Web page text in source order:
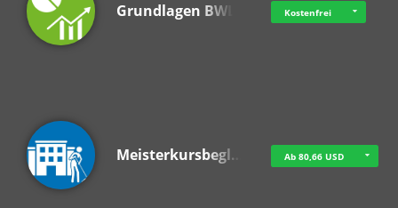
Grundlagen BWL Kostenfrei
Meisterkursbegl… Ab 80,66 USD